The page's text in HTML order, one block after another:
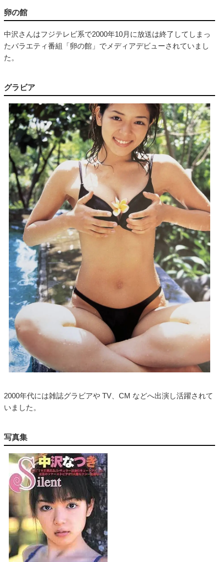
卵の館
中沢さんはフジテレビ系で2000年10月に放送は終了してしまっ
たバラエティ番組「卵の館」でメディアデビューされていまし
た。
グラビア
2000年代には雑誌グラビアや TV、CM などへ出演し活躍されて
いました。
写真集